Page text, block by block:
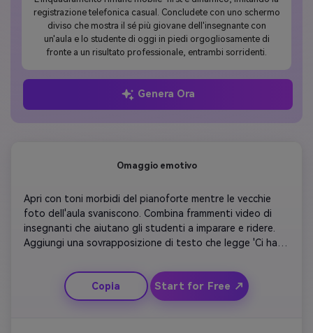
registrazione telefonica casual. Concludete con uno schermo
diviso che mostra il sé più giovane dell'insegnante con
un'aula e lo studente di oggi in piedi orgogliosamente di
fronte a un risultato professionale, entrambi sorridenti.
Genera Ora
Omaggio emotivo
Apri con toni morbidi del pianoforte mentre le vecchie
foto dell'aula svaniscono. Combina frammenti video di
insegnanti che aiutano gli studenti a imparare e ridere.
Aggiungi una sovrapposizione di testo che legge 'Ci hai
di ringraziamento che vengono consegnate. Concludete
con un montaggio di volti sorridenti sotto la didascalia
'Happy Teachers Day'. Mantieni un tono calmo e sentito
Copia Start for Free ↗